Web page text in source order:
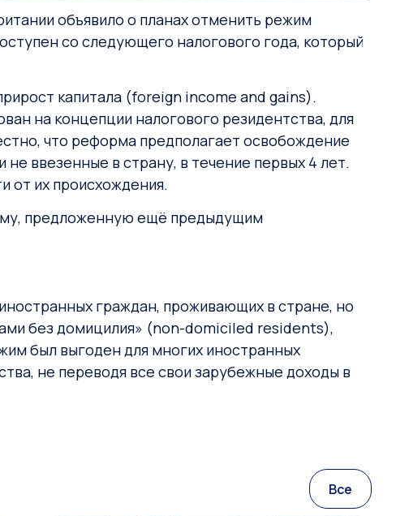
объявило о планах отменить режим
со следующего налогового года, который
капитала (foreign income and gains).
на концепции налогового резидентства, для
что реформа предполагает освобождение
ввезенные в страну, в течение первых 4 лет.
от их происхождения.
предложенную ещё предыдущим
граждан, проживающих в стране, но
без домицилия» (non-domiciled residents),
был выгоден для многих иностранных
не переводя все свои зарубежные доходы в
Все